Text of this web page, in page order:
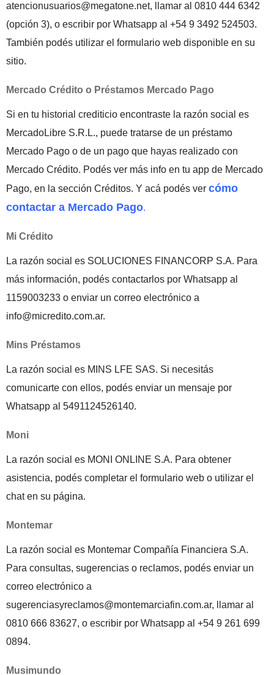
atencionusuarios@megatone.net, llamar al 0810 444 6342
(opción 3), o escribir por Whatsapp al +54 9 3492 524503.
También podés utilizar el formulario web disponible en su
sitio.
Mercado Crédito o Préstamos Mercado Pago
Si en tu historial crediticio encontraste la razón social es
MercadoLibre S.R.L., puede tratarse de un préstamo
Mercado Pago o de un pago que hayas realizado con
Mercado Crédito. Podés ver más info en tu app de Mercado
Pago, en la sección Créditos. Y acá podés ver cómo
contactar a Mercado Pago.
Mi Crédito
La razón social es SOLUCIONES FINANCORP S.A. Para
más información, podés contactarlos por Whatsapp al
1159003233 o enviar un correo electrónico a
info@micredito.com.ar.
Mins Préstamos
La razón social es MINS LFE SAS. Si necesitás
comunicarte con ellos, podés enviar un mensaje por
Whatsapp al 5491124526140.
Moni
La razón social es MONI ONLINE S.A. Para obtener
asistencia, podés completar el formulario web o utilizar el
chat en su página.
Montemar
La razón social es Montemar Compañía Financiera S.A.
Para consultas, sugerencias o reclamos, podés enviar un
correo electrónico a
sugerenciasyreclamos@montemarciafin.com.ar, llamar al
0810 666 83627, o escribir por Whatsapp al ‎+54 9 261 699
0894.
Musimundo